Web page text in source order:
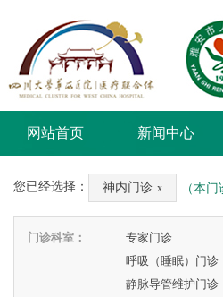
网站首页 新闻中心
您已经选择： 神内门诊 x （本
门诊科室： 专家门诊
呼吸（睡眠）门诊
静脉导管维护门诊